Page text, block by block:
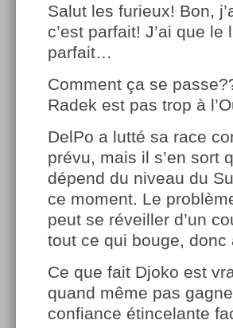
Salut les furieux! Bon,
c’est parfait! J’ai que
parfait…
Comment ça se
Radek est pas trop à
DelPo a lutté sa race
prévu, mais il s’en sort
dépend du niveau du
ce moment. Le
peut se réveiller d’un
tout ce qui bouge, donc
Ce que fait Djoko est
quand même pas
confiance étincelante